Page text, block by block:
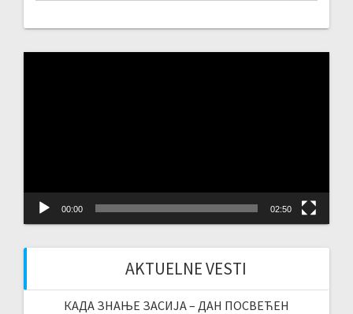
00:00 02:50
AKTUELNE VESTI
КАДА ЗНАЊЕ ЗАСИЈА – ДАН ПОСВЕЋЕН